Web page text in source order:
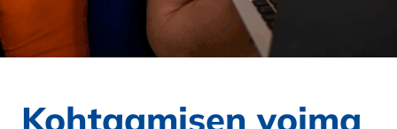
Kohtaamisen voima